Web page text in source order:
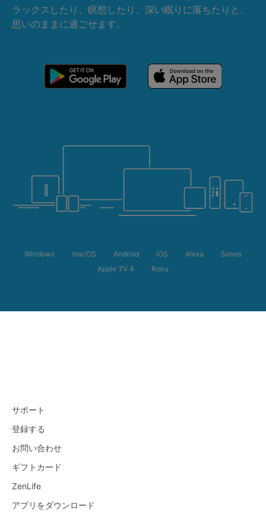
ラックスしたり、瞑想したり、深い眠りに落ちたりと、
思いのままに過ごせます。
Windows macOS Android iOS Alexa
Sonos
Apple TV 4
Roku
サポート
登録する
お問い合わせ
ギフトカード
ZenLife
アプリをダウンロード